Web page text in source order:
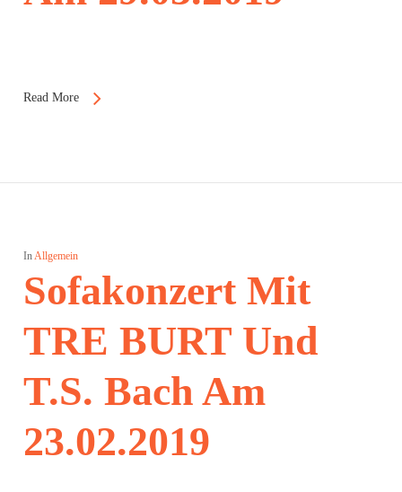
Read More
InAllgemein
Sofakonzert Mit
TRE BURT Und
T.S. Bach Am
23.02.2019